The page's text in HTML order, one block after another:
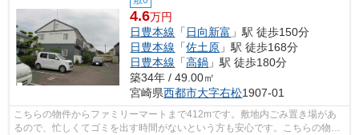
4.6万円
日豊本線 「 日向新富 」駅 徒歩150分
日豊本線 「佐土原 」駅 徒歩168分
日豊本線 「高鍋 」駅 徒歩180分
築34年 / 49.00㎡
宮崎県西都市大字右松1907-01
こちらの物件からファミリーマートまで412mです。敷地内ごみ置き場があ
るので、忙しくてゴミを出す時間がないという方も安心です。こちらの物件